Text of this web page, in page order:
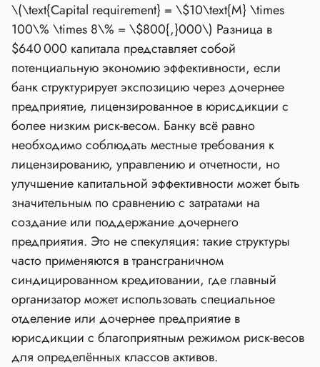
\(\text{Capital requirement} = \$10\text{M} \times
100\% \times 8\% = \$800{,}000\) Разница в
$640 000 капитала представляет собой
потенциальную экономию эффективности, если
банк структурирует экспозицию через дочернее
предприятие, лицензированное в юрисдикции с
более низким риск‑весом. Банку всё равно
необходимо соблюдать местные требования к
лицензированию, управлению и отчетности, но
улучшение капитальной эффективности может быть
значительным по сравнению с затратами на
создание или поддержание дочернего
предприятия. Это не спекуляция: такие структуры
часто применяются в трансграничном
синдицированном кредитовании, где главный
организатор может использовать специальное
отделение или дочернее предприятие в
юрисдикции с благоприятным режимом риск‑весов
для определённых классов активов.